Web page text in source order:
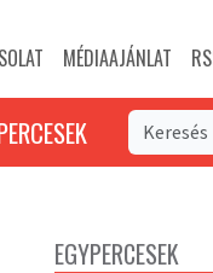
MÉDIAAJÁNLAT
EGYPERCESEK